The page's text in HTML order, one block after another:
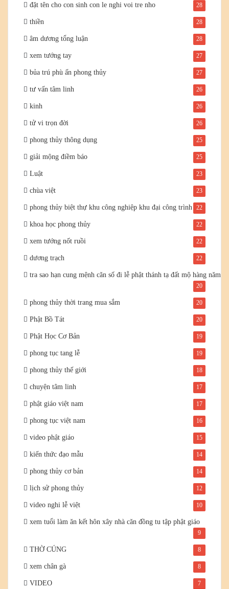
đặt tên cho con sinh con le nghi voi tre nho 28
thiền 28
âm dương tổng luận 28
xem tướng tay 27
bủa trú phù ấn phong thủy 27
tư vấn tâm linh 26
kinh 26
tử vi trọn đời 26
phong thủy thông dụng 25
giải mộng điềm báo 25
Luật 23
chùa việt 23
phong thủy biệt thự khu công nghiệp khu đại công trình 22
khoa học phong thủy 22
xem tướng nốt ruồi 22
dương trạch 22
tra sao hạn cung mệnh căn số đi lễ phật thánh tạ đất mộ hàng năm
20
phong thủy thời trang mua sắm 20
Phật Bồ Tát 20
Phật Học Cơ Bản 19
phong tục tang lễ 19
phong thủy thế giới 18
chuyện tâm linh 17
phật giáo việt nam 17
phong tục việt nam 16
video phật giáo 15
kiến thức đạo mẫu 14
phong thủy cơ bản 14
lịch sử phong thủy 12
video nghi lễ việt 10
xem tuổi làm ăn kết hôn xây nhà căn đồng tu tập phật giáo
9
THỜ CÚNG 8
xem chân gà 8
VIDEO 7